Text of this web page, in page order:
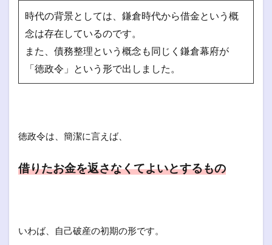
時代の背景としては、鎌倉時代から借金という概
念は存在しているのです。
また、債務整理という概念も同じく鎌倉幕府が
「徳政令」という形で出しました。
徳政令は、簡潔に言えば、
借りたお金を返さなくてよいとするもの
いわば、自己破産の初期の形です。